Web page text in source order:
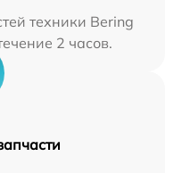
техники Bering
2 часов.